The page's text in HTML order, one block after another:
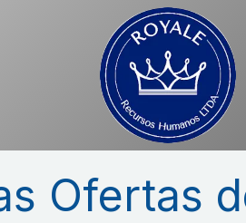
Ofertas